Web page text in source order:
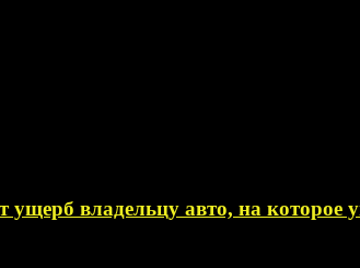
ущерб владельцу авто, на которое